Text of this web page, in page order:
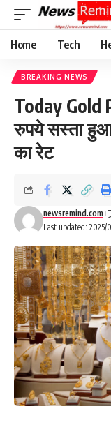
Home Tech
BREAKING NEWS
Today Gold
रुपये सस्ता हुआ
का रेट
Last updated: 2025/
newsremind.com